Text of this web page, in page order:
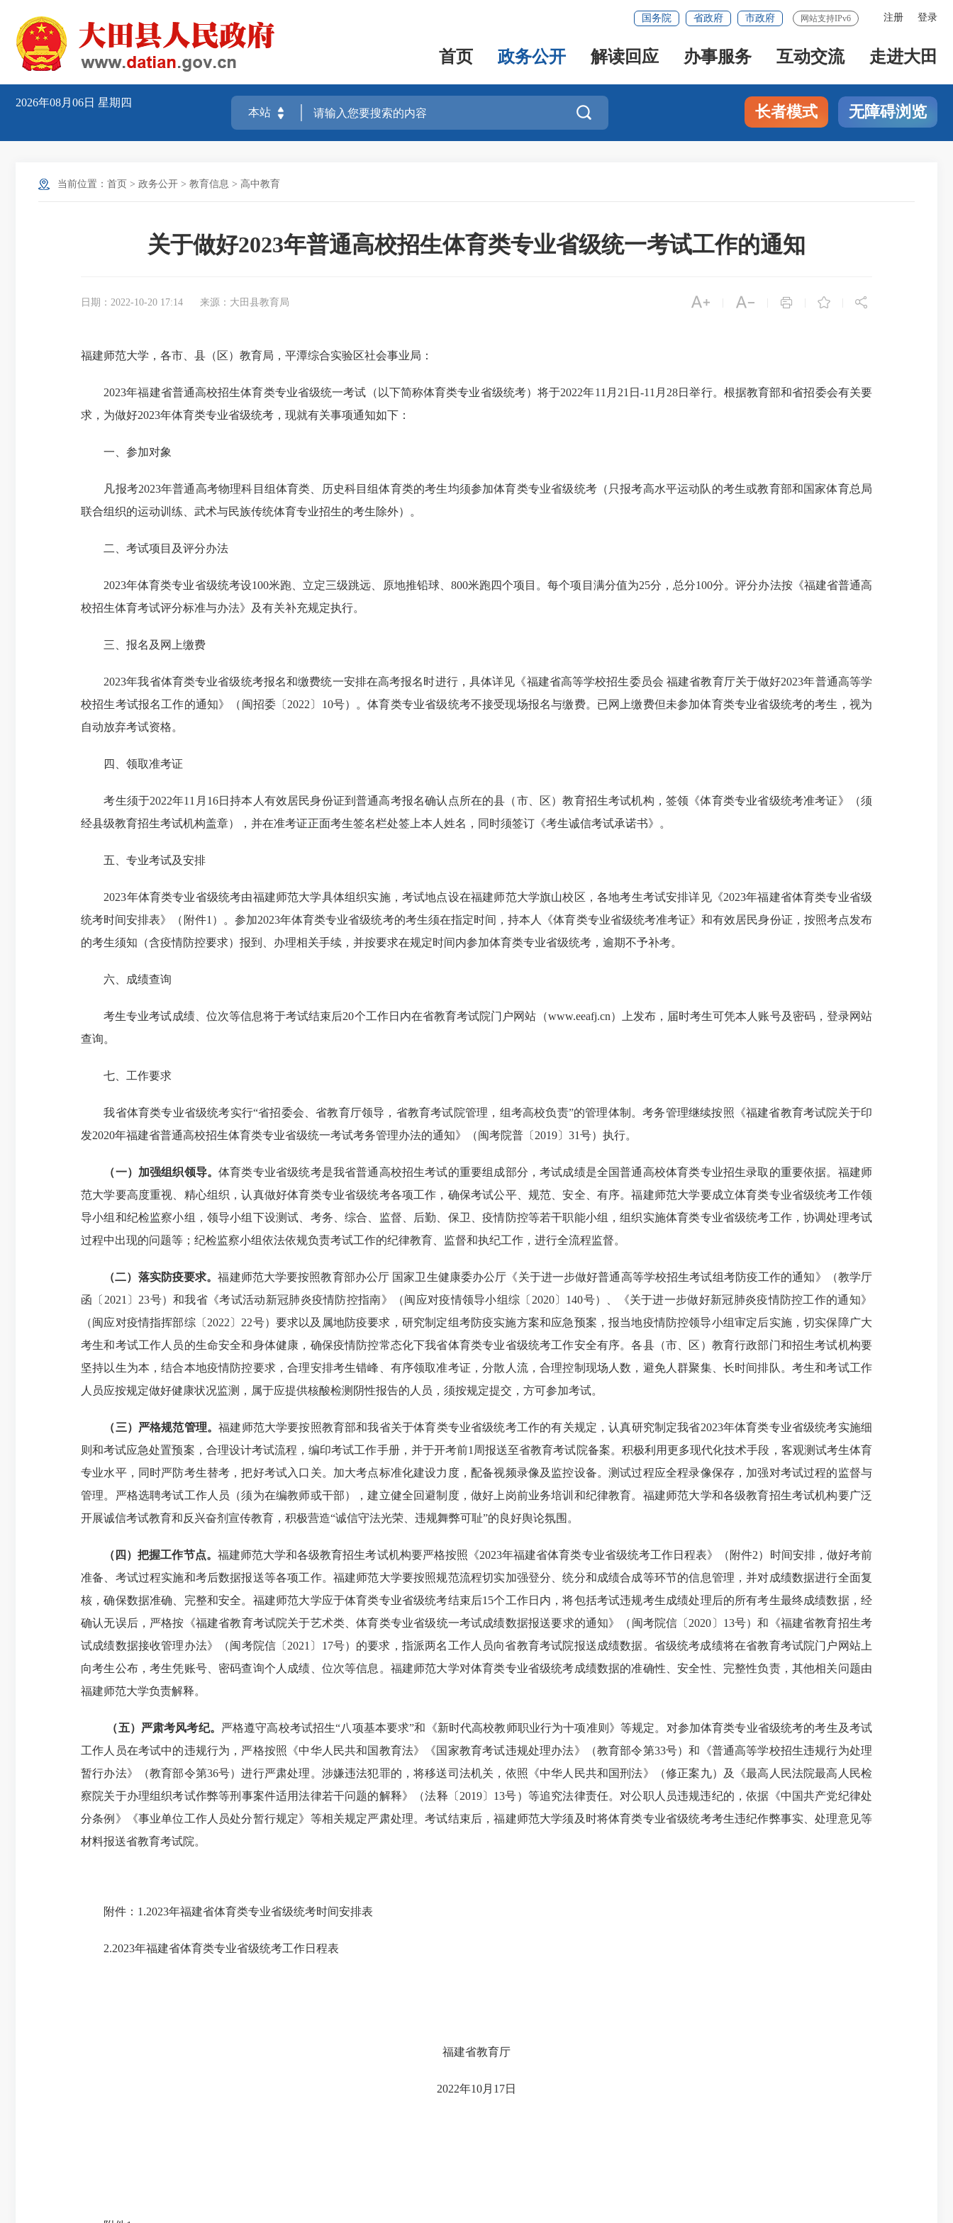
注册 登录
国务院 省政府 市政府 网站支持IPv6
首页 政务公开 解读回应 办事服务 互动交流 走进大田
2026年08月06日 星期四
 长者模式 无障碍浏览
当前位置： 首页 > 政务公开 > 教育信息 > 高中教育
关于做好2023年普通高校招生体育类专业省级统一考试工作的通知
日期：2022-10-20 17:14 来源：大田县教育局     
福建师范大学，各市、县（区）教育局，平潭综合实验区社会事业局：
2023年福建省普通高校招生体育类专业省级统一考试（以下简称体育类专业省级统考）将于2022年11月21日-11月28日举行。根据教育部和省招委会有关要
求，为做好2023年体育类专业省级统考，现就有关事项通知如下：
一、参加对象
凡报考2023年普通高考物理科目组体育类、历史科目组体育类的考生均须参加体育类专业省级统考（只报考高水平运动队的考生或教育部和国家体育总局
联合组织的运动训练、武术与民族传统体育专业招生的考生除外）。
二、考试项目及评分办法
2023年体育类专业省级统考设100米跑、立定三级跳远、原地推铅球、800米跑四个项目。每个项目满分值为25分，总分100分。评分办法按《福建省普通高
校招生体育考试评分标准与办法》及有关补充规定执行。
三、报名及网上缴费
2023年我省体育类专业省级统考报名和缴费统一安排在高考报名时进行，具体详见《福建省高等学校招生委员会 福建省教育厅关于做好2023年普通高等学
校招生考试报名工作的通知》（闽招委〔2022〕10号）。体育类专业省级统考不接受现场报名与缴费。已网上缴费但未参加体育类专业省级统考的考生，视为
自动放弃考试资格。
四、领取准考证
考生须于2022年11月16日持本人有效居民身份证到普通高考报名确认点所在的县（市、区）教育招生考试机构，签领《体育类专业省级统考准考证》（须
经县级教育招生考试机构盖章），并在准考证正面考生签名栏处签上本人姓名，同时须签订《考生诚信考试承诺书》。
五、专业考试及安排
2023年体育类专业省级统考由福建师范大学具体组织实施，考试地点设在福建师范大学旗山校区，各地考生考试安排详见《2023年福建省体育类专业省级
统考时间安排表》（附件1）。参加2023年体育类专业省级统考的考生须在指定时间，持本人《体育类专业省级统考准考证》和有效居民身份证，按照考点发布
的考生须知（含疫情防控要求）报到、办理相关手续，并按要求在规定时间内参加体育类专业省级统考，逾期不予补考。
六、成绩查询
考生专业考试成绩、位次等信息将于考试结束后20个工作日内在省教育考试院门户网站（www.eeafj.cn）上发布，届时考生可凭本人账号及密码，登录网站
查询。
七、工作要求
我省体育类专业省级统考实行“省招委会、省教育厅领导，省教育考试院管理，组考高校负责”的管理体制。考务管理继续按照《福建省教育考试院关于印
发2020年福建省普通高校招生体育类专业省级统一考试考务管理办法的通知》（闽考院普〔2019〕31号）执行。
（一）加强组织领导。体育类专业省级统考是我省普通高校招生考试的重要组成部分，考试成绩是全国普通高校体育类专业招生录取的重要依据。福建师
范大学要高度重视、精心组织，认真做好体育类专业省级统考各项工作，确保考试公平、规范、安全、有序。福建师范大学要成立体育类专业省级统考工作领
导小组和纪检监察小组，领导小组下设测试、考务、综合、监督、后勤、保卫、疫情防控等若干职能小组，组织实施体育类专业省级统考工作，协调处理考试
过程中出现的问题等；纪检监察小组依法依规负责考试工作的纪律教育、监督和执纪工作，进行全流程监督。
（二）落实防疫要求。福建师范大学要按照教育部办公厅 国家卫生健康委办公厅《关于进一步做好普通高等学校招生考试组考防疫工作的通知》（教学厅
函〔2021〕23号）和我省《考试活动新冠肺炎疫情防控指南》（闽应对疫情领导小组综〔2020〕140号）、《关于进一步做好新冠肺炎疫情防控工作的通知》
（闽应对疫情指挥部综〔2022〕22号）要求以及属地防疫要求，研究制定组考防疫实施方案和应急预案，报当地疫情防控领导小组审定后实施，切实保障广大
考生和考试工作人员的生命安全和身体健康，确保疫情防控常态化下我省体育类专业省级统考工作安全有序。各县（市、区）教育行政部门和招生考试机构要
坚持以生为本，结合本地疫情防控要求，合理安排考生错峰、有序领取准考证，分散人流，合理控制现场人数，避免人群聚集、长时间排队。考生和考试工作
人员应按规定做好健康状况监测，属于应提供核酸检测阴性报告的人员，须按规定提交，方可参加考试。
（三）严格规范管理。福建师范大学要按照教育部和我省关于体育类专业省级统考工作的有关规定，认真研究制定我省2023年体育类专业省级统考实施细
则和考试应急处置预案，合理设计考试流程，编印考试工作手册，并于开考前1周报送至省教育考试院备案。积极利用更多现代化技术手段，客观测试考生体育
专业水平，同时严防考生替考，把好考试入口关。加大考点标准化建设力度，配备视频录像及监控设备。测试过程应全程录像保存，加强对考试过程的监督与
管理。严格选聘考试工作人员（须为在编教师或干部），建立健全回避制度，做好上岗前业务培训和纪律教育。福建师范大学和各级教育招生考试机构要广泛
开展诚信考试教育和反兴奋剂宣传教育，积极营造“诚信守法光荣、违规舞弊可耻”的良好舆论氛围。
（四）把握工作节点。 福建师范大学和各级教育招生考试机构要严格按照《2023年福建省体育类专业省级统考工作日程表》（附件2）时间安排，做好考前
准备、考试过程实施和考后数据报送等各项工作。福建师范大学要按照规范流程切实加强登分、统分和成绩合成等环节的信息管理，并对成绩数据进行全面复
核，确保数据准确、完整和安全。福建师范大学应于体育类专业省级统考结束后15个工作日内，将包括考试违规考生成绩处理后的所有考生最终成绩数据，经
确认无误后，严格按《福建省教育考试院关于艺术类、体育类专业省级统一考试成绩数据报送要求的通知》（闽考院信〔2020〕13号）和《福建省教育招生考
试成绩数据接收管理办法》（闽考院信〔2021〕17号）的要求，指派两名工作人员向省教育考试院报送成绩数据。省级统考成绩将在省教育考试院门户网站上
向考生公布，考生凭账号、密码查询个人成绩、位次等信息。福建师范大学对体育类专业省级统考成绩数据的准确性、安全性、完整性负责，其他相关问题由
福建师范大学负责解释。
（五）严肃考风考纪。 严格遵守高校考试招生“八项基本要求”和《新时代高校教师职业行为十项准则》等规定。对参加体育类专业省级统考的考生及考试
工作人员在考试中的违规行为，严格按照《中华人民共和国教育法》《国家教育考试违规处理办法》（教育部令第33号）和《普通高等学校招生违规行为处理
暂行办法》（教育部令第36号）进行严肃处理。涉嫌违法犯罪的，将移送司法机关，依照《中华人民共和国刑法》（修正案九）及《最高人民法院最高人民检
察院关于办理组织考试作弊等刑事案件适用法律若干问题的解释》（法释〔2019〕13号）等追究法律责任。对公职人员违规违纪的，依据《中国共产党纪律处
分条例》《事业单位工作人员处分暂行规定》等相关规定严肃处理。考试结束后，福建师范大学须及时将体育类专业省级统考考生违纪作弊事实、处理意见等
材料报送省教育考试院。
附件：1.2023年福建省体育类专业省级统考时间安排表
2.2023年福建省体育类专业省级统考工作日程表
福建省教育厅
2022年10月17日